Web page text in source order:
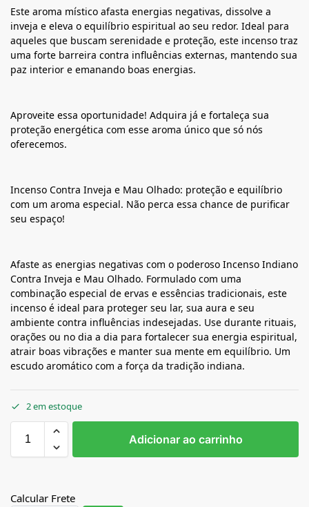
Este aroma místico afasta energias negativas, dissolve a
inveja e eleva o equilíbrio espiritual ao seu redor. Ideal para
aqueles que buscam serenidade e proteção, este incenso traz
uma forte barreira contra influências externas, mantendo sua
paz interior e emanando boas energias.
Aproveite essa oportunidade! Adquira já e fortaleça sua
proteção energética com esse aroma único que só nós
oferecemos.
Incenso Contra Inveja e Mau Olhado: proteção e equilíbrio
com um aroma especial. Não perca essa chance de purificar
seu espaço!
Afaste as energias negativas com o poderoso Incenso Indiano
Contra Inveja e Mau Olhado. Formulado com uma
combinação especial de ervas e essências tradicionais, este
incenso é ideal para proteger seu lar, sua aura e seu
ambiente contra influências indesejadas. Use durante rituais,
orações ou no dia a dia para fortalecer sua energia espiritual,
atrair boas vibrações e manter sua mente em equilíbrio. Um
escudo aromático com a força da tradição indiana.
2 em estoque
Adicionar ao carrinho
Calcular Frete